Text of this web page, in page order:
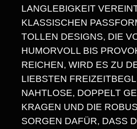
S
S
P
A
N
N
E
LANGLEBIGKEIT
KLASSISCHEN
TOLLEN DESIGNS, DIE
HUMORVOLL BIS
REICHEN, WIRD ES ZU
LIEBSTEN
NAHTLOSE, DOPPELT
KRAGEN UND DIE
SORGEN DAFÜR, DASS